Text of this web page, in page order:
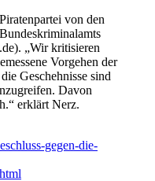
von den
„Wir kritisieren
Vorgehen der
Geschehnisse sind
Davon
erklärt Nerz.
gegen-die-